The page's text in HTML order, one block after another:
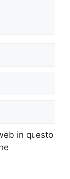
in questo